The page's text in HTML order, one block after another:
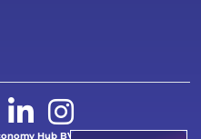
Hub BV